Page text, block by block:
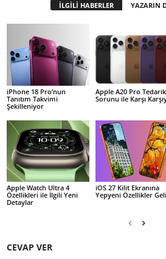
İLGİLİ HABERLER YAZARIN
iPhone 18 Pro’nun
Tanıtım Takvimi
Şekilleniyor
Apple A20 Pro Tedarik
Sorunu ile Karşı
Apple Watch Ultra 4
Özellikleri ile İlgili Yeni
Detaylar
iOS 27 Kilit Ekranına
Yepyeni Özellikler
CEVAP VER